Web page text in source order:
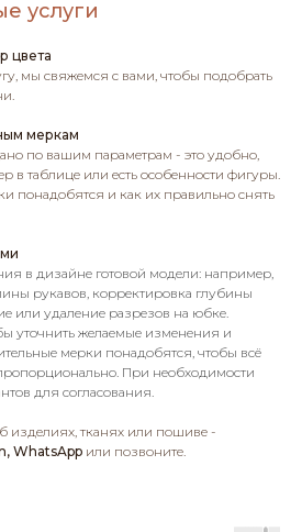
услуги
цвета
мы свяжемся с вами, чтобы подобрать
меркам
по вашим параметрам - это удобно,
в таблице или есть особенности фигуры.
понадобятся и как их правильно снять
в дизайне готовой модели: например,
рукавов, корректировка глубины
или удаление разрезов на юбке.
уточнить желаемые изменения и
мерки понадобятся, чтобы всё
При необходимости
для согласования.
изделиях, тканях или пошиве -
WhatsApp или позвоните.